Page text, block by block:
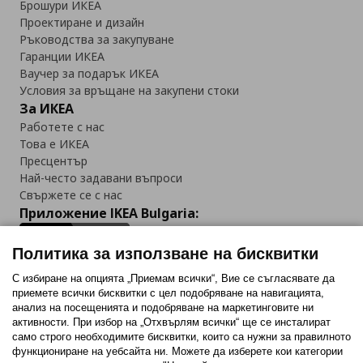
Брошури ИКЕА
Проектиране и дизайн
Ръководства за закупуване
Гаранции ИКЕА
Ваучер за подарък ИКЕА
Условия за връщане на закупени стоки
За ИКЕА
Работете с нас
Това е ИКЕА
Пресцентър
Най-често задавани въпроси
Свържете се с нас
Приложение IKEA Bulgaria:
Последвайте ни:
FacebookTwitterYoutubePinterestInstagram
Политика за използване на бисквитки
С избиране на опцията „Приемам всички“, Вие се съгласявате да
приемете всички бисквитки с цел подобряване на навигацията,
анализ на посещенията и подобряване на маркетинговите ни
активности. При избор на „Отхвърлям всички“ ще се инсталират
само строго необходимитe бисквитки, които са нужни за правилното
функциониране на уебсайта ни. Можете да изберете кои категории